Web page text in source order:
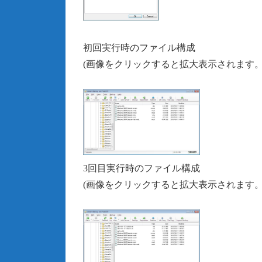
初回実行時のファイル構成
(画像をクリックすると拡大表示されます
3回目実行時のファイル構成
(画像をクリックすると拡大表示されます